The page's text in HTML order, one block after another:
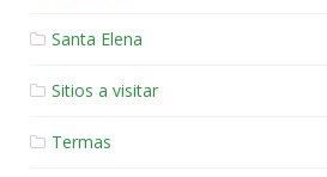
Santa Elena
Sitios a visitar
Termas